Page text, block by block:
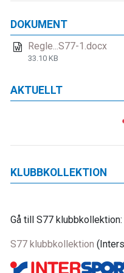
DOKUMENT
Regle...S77-1.docx
33.10 KB
AKTUELLT
KLUBBKOLLEKTION
Gå till S77 klubbkollektion:
S77 klubbkollektion